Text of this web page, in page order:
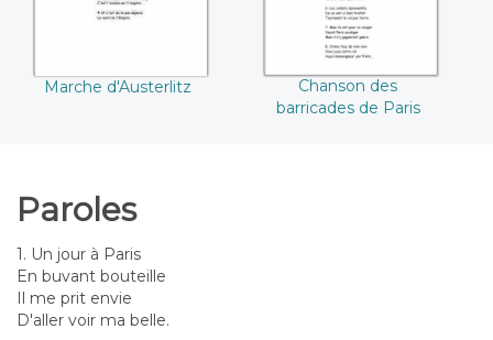
Marche d'Austerlitz
Chanson des
barricades de Paris
Paroles
1. Un jour à Paris
En buvant bouteille
Il me prit envie
D'aller voir ma belle.